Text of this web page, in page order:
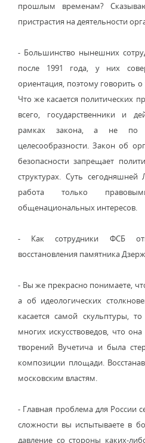
прошлым временам?
пристрастия на деятельности
- Большинство нынешних
после 1991 года, у них
ориентация, поэтому говорить
Что же касается политических
всего, государственники и
рамках закона, а не по
целесообразности. Закон об
безопасности запрещает
структурах. Суть сегодняшней
работа только
общенациональных интересов.
- Как сотрудники ФСБ
восстановления памятника
- Вы же прекрасно понимаете,
а об идеологических
касается самой скульптуры,
многих искусствоведов, что
творений Вучетича и была
композиции площади.
московским властям.
- Главная проблема для России
сложности вы испытываете в
давление со стороны каких-